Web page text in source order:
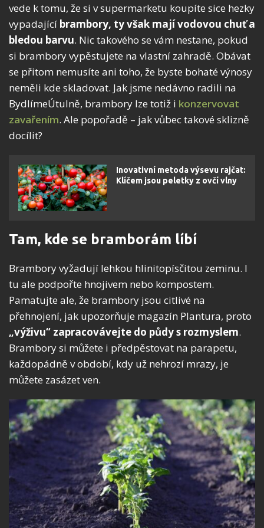
vede k tomu, že si v supermarketu koupíte sice hezky
vypadající brambory, ty však mají vodovou chuť a
bledou barvu. Nic takového se vám nestane, pokud
si brambory vypěstujete na vlastní zahradě. Obávat
se přitom nemusíte ani toho, že byste bohaté výnosy
neměli kde skladovat. Jak jsme nedávno radili na
BydlímeÚtulně, brambory lze totiž i konzervovat
zavařením. Ale popořadě – jak vůbec takové sklizně
docílit?
Inovativní metoda výsevu rajčat:
Klíčem jsou peletky z ovčí vlny
Tam, kde se bramborám líbí
Brambory vyžadují lehkou hlinitopísčitou zeminu. I
tu ale podpořte hnojivem nebo kompostem.
Pamatujte ale, že brambory jsou citlivé na
přehnojení, jak upozorňuje magazín Plantura, proto
„výživu“ zapracovávejte do půdy s rozmyslem.
Brambory si můžete i předpěstovat na parapetu,
každopádně v období, kdy už nehrozí mrazy, je
můžete zasázet ven.